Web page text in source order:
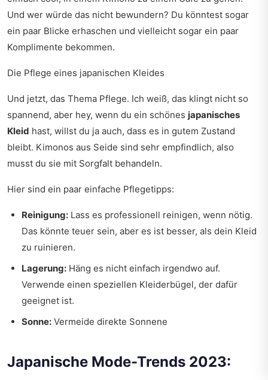
Und wer würde das nicht bewundern? Du könntest sogar
ein paar Blicke erhaschen und vielleicht sogar ein paar
Komplimente bekommen.
Die Pflege eines japanischen Kleides
Und jetzt, das Thema Pflege. Ich weiß, das klingt nicht so
spannend, aber hey, wenn du ein schönes japanisches
Kleid hast, willst du ja auch, dass es in gutem Zustand
bleibt. Kimonos aus Seide sind sehr empfindlich, also
musst du sie mit Sorgfalt behandeln.
Hier sind ein paar einfache Pflegetipps:
Reinigung: Lass es professionell reinigen, wenn nötig.
Das könnte teuer sein, aber es ist besser, als dein Kleid
zu ruinieren.
Lagerung: Häng es nicht einfach irgendwo auf.
Verwende einen speziellen Kleiderbügel, der dafür
geeignet ist.
Sonne: Vermeide direkte Sonnene
Japanische Mode-Trends 2023: